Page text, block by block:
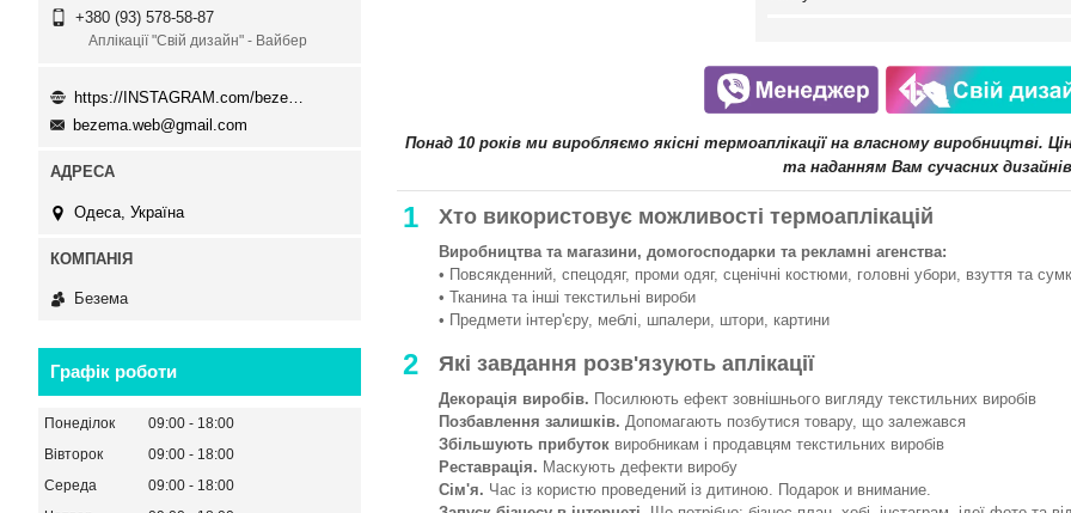
Понад 10 років ми виробляємо якісні термоаплікації на власному виробництві.
та наданням Вам сучасних
1 Хто використовує можливості термоаплікацій
Виробництва та магазини, домогосподарки та рекламні агенства:
• Повсякденний, спецодяг, проми одяг, сценічні костюми, головні убори, взуття та
• Тканина та інші текстильні вироби
• Предмети інтер'єру, меблі, шпалери, штори, картини
2 Які завдання розв'язують аплікації
Декорація виробів. Посилюють ефект зовнішнього вигляду текстильних виробів
Позбавлення залишків. Допомагають позбутися товару, що залежався
Збільшують прибуток виробникам і продавцям текстильних виробів
Реставрація. Маскують дефекти виробу
Сім'я. Час із користю проведений із дитиною. Подарок и внимание.
+380 (93) 578-58-87
Аплікації "Свій дизайн" - Вайбер
bezema.web@gmail.com
Одеса, Україна
Безема
Графік роботи
Понеділок 09:00
18:00
Вівторок
09:00
18:00
Середа
09:00
18:00